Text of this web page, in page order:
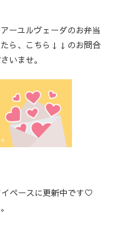
ーユルヴェーダのお弁当
たら、こちら↓↓のお問合
いませ。
ペースに更新中です♡